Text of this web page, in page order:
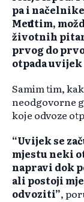
pa i
Međutim,
životnih
prvog do
otpada uvijek
Samim tim,
neodgovorne
koje odvoze
“Uvijek se
mjestu neki
napravi dok
ali postoji
odvoziti”,